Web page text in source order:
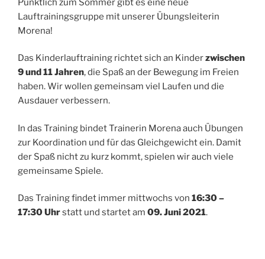
Pünktlich zum Sommer gibt es eine neue
Lauftrainingsgruppe mit unserer Übungsleiterin
Morena!
Das Kinderlauftraining richtet sich an Kinderzwischen
9 und 11 Jahren, die Spaß an der Bewegung im Freien
haben. Wir wollen gemeinsam viel Laufen und die
Ausdauer verbessern.
In das Training bindet Trainerin Morena auch Übungen
zur Koordination und für das Gleichgewicht ein. Damit
der Spaß nicht zu kurz kommt, spielen wir auch viele
gemeinsame Spiele.
Das Training findet immer mittwochs von 16:30 –
17:30 Uhrstatt und startet am 09. Juni 2021.